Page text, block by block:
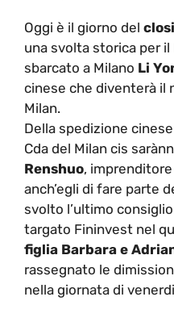
Oggi è il giorno del
una svolta storica per il
sbarcato a Milano Li
cinese che diventerà il
Milan.
Della spedizione
Cda del Milan cis
Renshuo,
anch’egli di fare parte
svolto l’ultimo
targato Fininvest nel
figlia Barbara e
rassegnato le
nella giornata di